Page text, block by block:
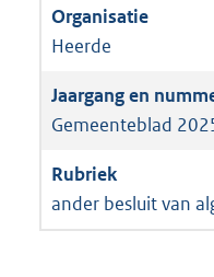
Heerde
Gemeenteblad
ander besluit van